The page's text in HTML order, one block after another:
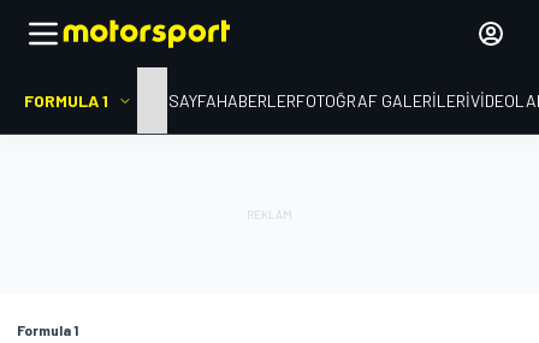
FORMULA 1 ANA SAYFAHABERLERFOTOĞRAF GALERILERI
Formula 1